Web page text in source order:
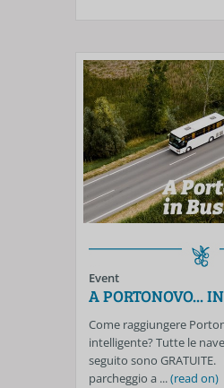
Event
A PORTONOVO...
Come raggiungere
intelligente? Tutte le
seguito sono
parcheggio a ...(read on)